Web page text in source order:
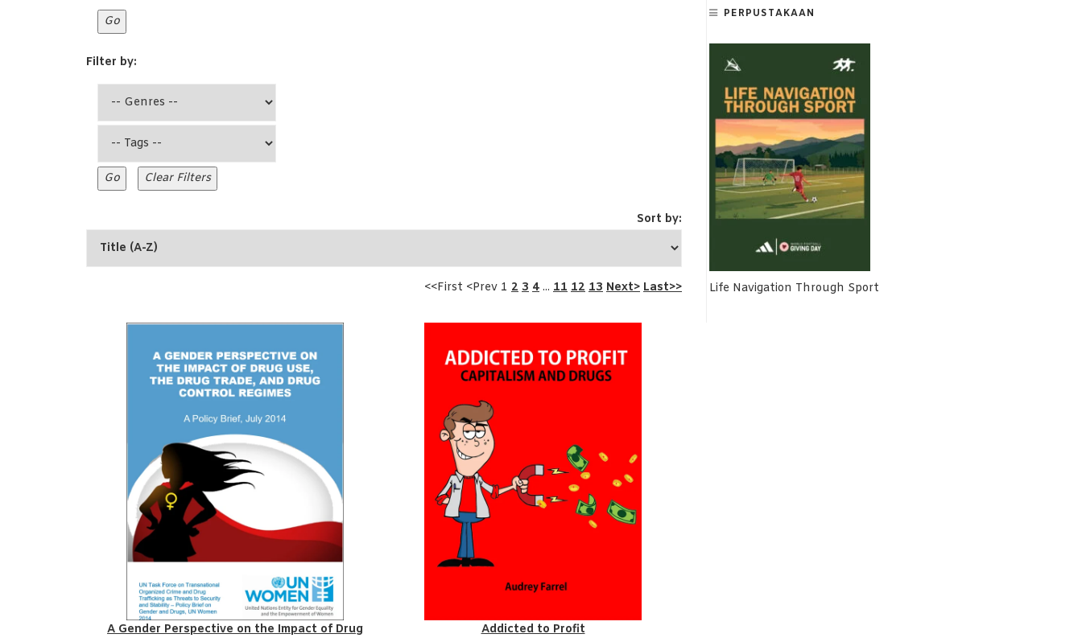
Filter by:
Sort by:
<<First <Prev 1 2 3 4 ... 11 12 13 Next> Last>>
A Gender Perspective on the Impact of Drug
Addicted to Profit
PERPUSTAKAAN
Life Navigation Through Sport